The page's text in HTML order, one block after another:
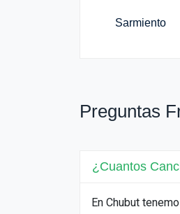
Sarmiento
Preguntas
¿Cuantos
En Chubut